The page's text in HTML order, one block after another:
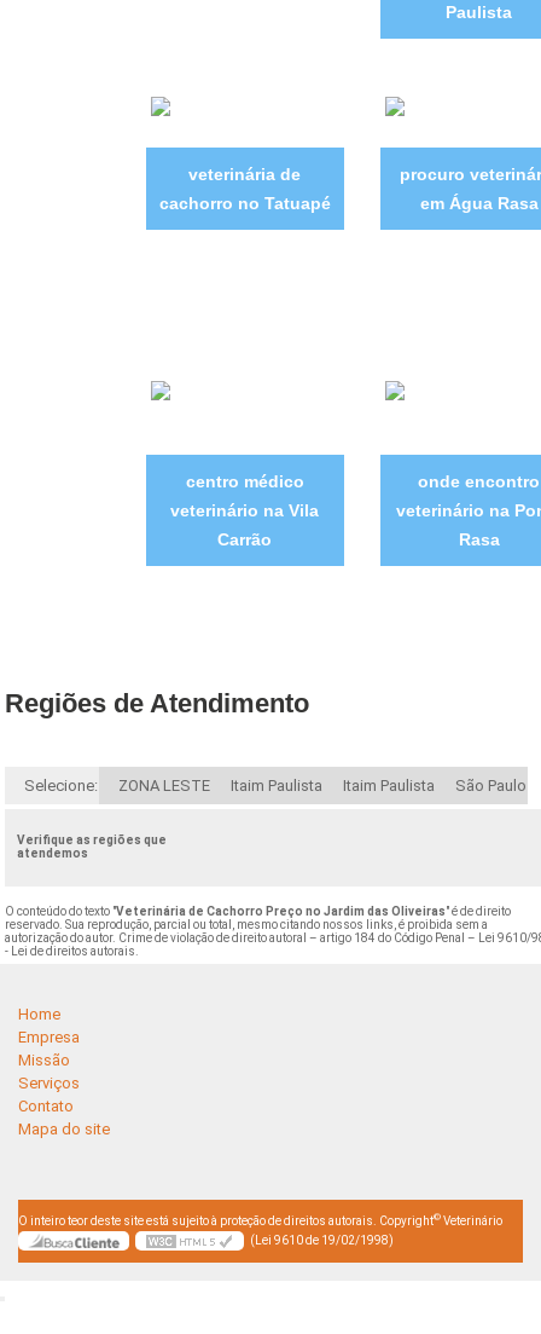
Paulista
veterinária de
cachorro no Tatuapé
procuro
em Água Rasa
centro médico
veterinário na Vila
Carrão
onde encontro
veterinário na
Rasa
Regiões de Atendimento
Selecione: ZONA LESTE Itaim Paulista Itaim Paulista São Paulo
Verifique as regiões que
atendemos
O conteúdo do texto "Veterinária de Cachorro Preço no Jardim das Oliveiras" é de direito
reservado. Sua reprodução, parcial ou total, mesmo citando nossos links, é proibida sem a
autorização do autor. Crime de violação de direito autoral – artigo 184 do Código Penal – Lei 9610/
- Lei de direitos autorais.
Home
Empresa
Missão
Serviços
Contato
Mapa do site
O inteiro teor deste site está sujeito à proteção de direitos autorais. Copyright© Veterinário
(Lei 9610 de 19/02/1998)